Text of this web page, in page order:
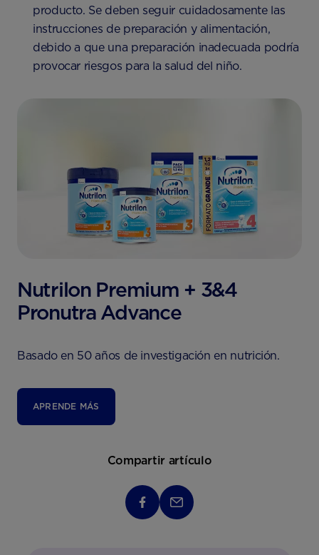
producto. Se deben seguir cuidadosamente las
instrucciones de preparación y alimentación,
debido a que una preparación inadecuada podría
provocar riesgos para la salud del niño.
Nutrilon Premium + 3&4
Pronutra Advance
Basado en 50 años de investigación en nutrición.
APRENDE MÁS
Compartir artículo